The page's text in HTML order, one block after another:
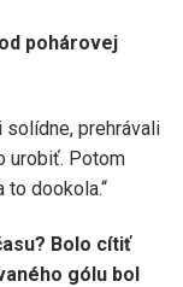
pohárovej
prehrávali
urobiť. Potom
dookola.“
Bolo cítiť
gólu bol